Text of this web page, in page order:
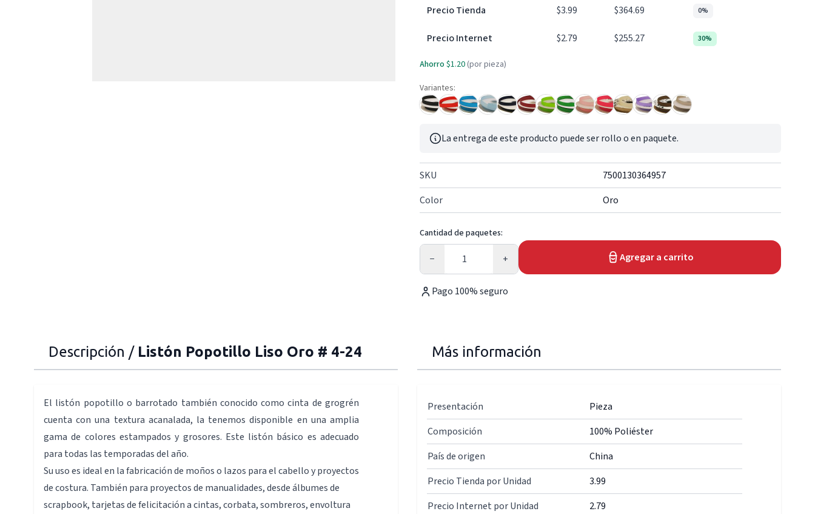
Precio Tienda $3.99 $364.69 0%
Precio Internet $2.79 $255.27 30%
Ahorro $1.20 (por pieza)
Variantes:
La entrega de este producto puede ser rollo o en paquete.
SKU
7500130364957
Color
Oro
Cantidad de paquetes:
−
Cantidad
+ Agregar a carrito
Pago 100% seguro
Descripción / Listón Popotillo Liso Oro # 4-24
El listón popotillo o barrotado también conocido como cinta de grogrén
cuenta con una textura acanalada, la tenemos disponible en una amplia
gama de colores estampados y grosores. Este listón básico es adecuado
para todas las temporadas del año.
Su uso es ideal en la fabricación de moños o lazos para el cabello y proyectos
de costura. También para proyectos de manualidades, desde álbumes de
scrapbook, tarjetas de felicitación a cintas, corbata, sombreros, envoltura
Más información
Presentación
Pieza
Composición
100% Poliéster
País de origen
China
Precio Tienda por Unidad
3.99
Precio Internet por Unidad
2.79